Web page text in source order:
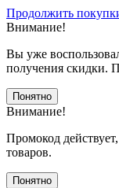
Продолжить
Внимание!
Вы уже
получения скидки.
Понятно
Внимание!
Промокод
товаров.
Понятно